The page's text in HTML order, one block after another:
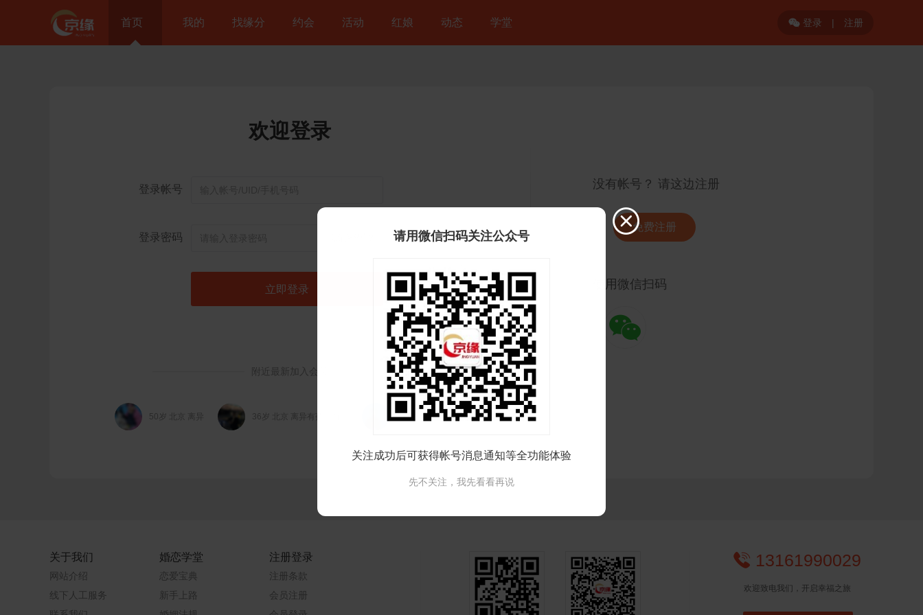
首页 我的 找缘分 约会 活动 红娘 动态 学堂 登录 | 注册
欢迎登录
登录帐号
登录密码
附近最新加入会员
50岁 北京 离异 36岁 北京 离异有孩归自己 24岁 北京 未婚
没有帐号？ 请这边注册
免费注册
使用微信扫码

关于我们
网站介绍
线下人工服务
婚恋学堂
恋爱宝典
新手上路
注册登录
注册条款
会员注册
 13161990029
欢迎致电我们，开启幸福之旅

请用微信扫码关注公众号
关注成功后可获得帐号消息通知等全功能体验
先不关注，我先看看再说